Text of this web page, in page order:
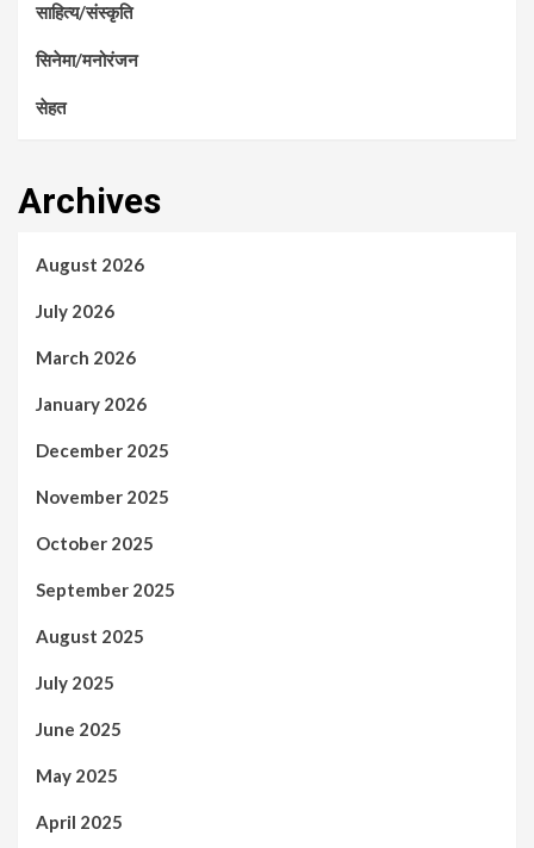
साहित्य/संस्कृति
सिनेमा/मनोरंजन
सेहत
Archives
August 2026
July 2026
March 2026
January 2026
December 2025
November 2025
October 2025
September 2025
August 2025
July 2025
June 2025
May 2025
April 2025